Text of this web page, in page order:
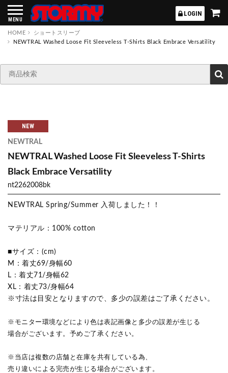
MENU
LOGIN
HOME
ショートスリーブ
NEWTRAL Washed Loose Fit Sleeveless T-Shirts Black Embrace Versatility
NEW
NEWTRAL
NEWTRAL Washed Loose Fit Sleeveless T-Shirts
Black Embrace Versatility
nt2262008bk
NEWTRAL Spring/Summer 入荷しました！！
マテリアル：100% cotton
■サイズ：(cm)
M：着丈69/身幅60
L：着丈71/身幅62
XL：着丈73/身幅64
※寸法は目安となりますので、多少の誤差はご了承ください。
※モニター環境などにより色は表記画像と多少の誤差が生じる
場合がございます。予めご了承ください。
※当店は複数の店舗と在庫を共有している為、
売り違いによる完売が生じる場合がございます。